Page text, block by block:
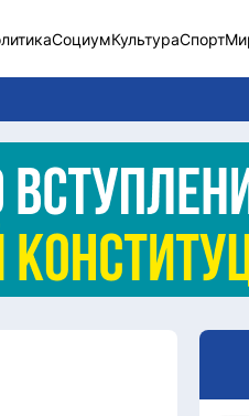
СоциумКультураСпорт
Новости столицы
Социум
Спорт
Этический кодекс